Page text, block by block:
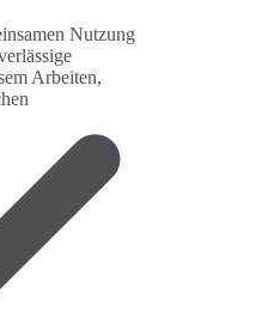
Nutzung
Arbeiten,